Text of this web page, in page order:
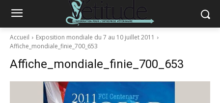
Accueil
Exposition mondiale du 7 au 10 juillet 2011
Affiche_mondiale_finie_700_653
Affiche_mondiale_finie_700_653